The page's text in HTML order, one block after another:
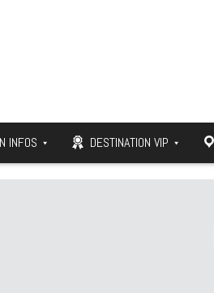
INFOS DESTINATION VIP